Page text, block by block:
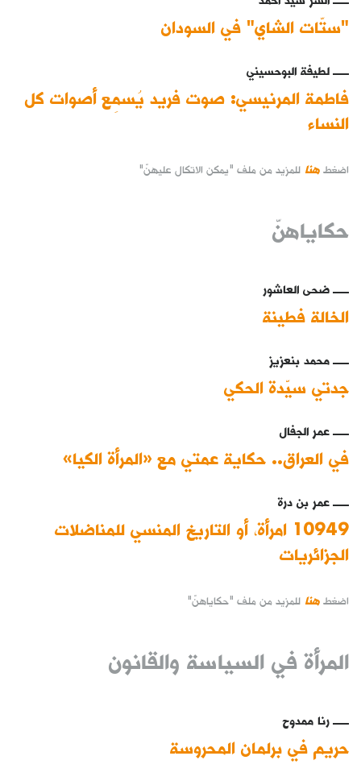
"ستّات الشاي" في السودان
لطيفة البوحسيني
فاطمة المرنيسي: صوت فريد يُسمِع أصوات كل
النساء
اضغط هنا للمزيد من ملف "يمكن الاتكال عليهنّ"
حكاياهنّ
ضحى العاشور
الخالة فطينة
محمد بنعزيز
جدتي سيّدة الحكي
عمر الجفال
في العراق.. حكاية عمتي مع «المرأة الكيا»
عمر بن درة
10949 امرأة، أو التاريخ المنسي للمناضلات
الجزائريات
اضغط هنا للمزيد من ملف "حكاياهنّ"
المرأة في السياسة والقانون
رنا ممدوح
حريم في برلمان المحروسة